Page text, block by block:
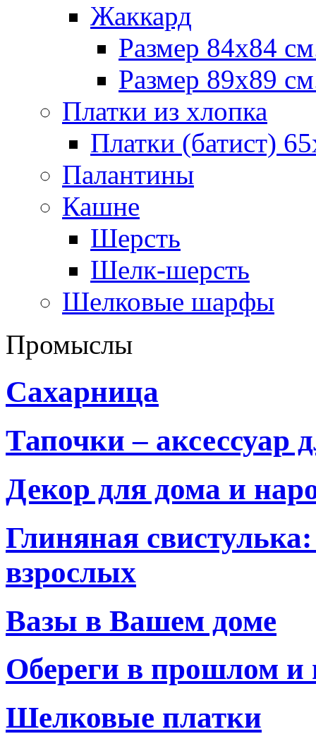
Жаккард
Размер 84х84
Размер 89х89
Платки из хлопка
Платки (батист)
Палантины
Кашне
Шерсть
Шелк-шерсть
Шелковые шарфы
Промыслы
Сахарница
Тапочки – аксессуар
Декор для дома и
Глиняная
взрослых
Вазы в Вашем доме
Обереги в прошлом и
Шелковые платки